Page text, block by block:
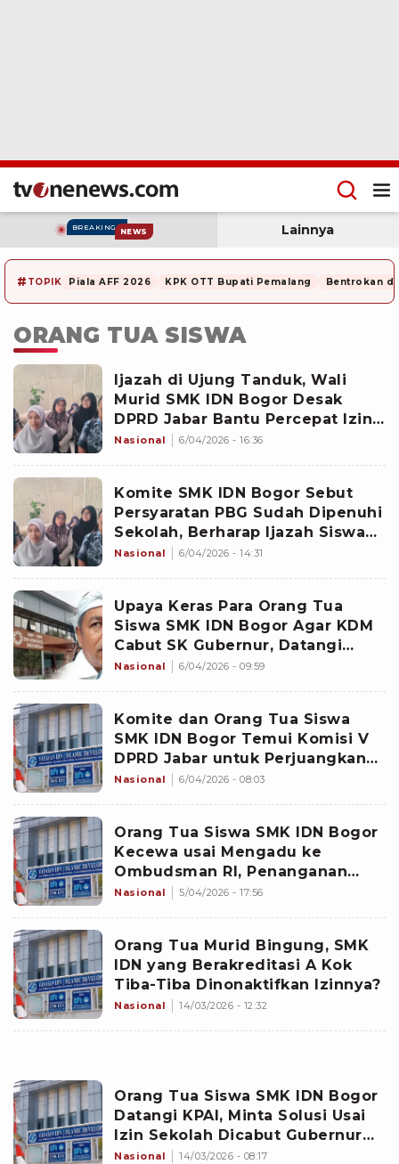
BREAKING NEWS Lainnya
# TOPIK Piala AFF 2026 KPK OTT Bupati Pemalang Bentrokan di
ORANG TUA SISWA
Ijazah di Ujung Tanduk, Wali
Murid SMK IDN Bogor Desak
DPRD Jabar Bantu Percepat Izin
Sekolah
Nasional 6/04/2026 - 16:36
Komite SMK IDN Bogor Sebut
Persyaratan PBG Sudah Dipenuhi
Sekolah, Berharap Ijazah Siswa
Segera Diterbitkan
Nasional 6/04/2026 - 14:31
Upaya Keras Para Orang Tua
Siswa SMK IDN Bogor Agar KDM
Cabut SK Gubernur, Datangi
KPAI, Kemendagri hingga
Nasional 6/04/2026 - 09:59
Komite dan Orang Tua Siswa
SMK IDN Bogor Temui Komisi V
DPRD Jabar untuk Perjuangkan
Nasib Pendidikan Ratusan Murid
Nasional 6/04/2026 - 08:03
Orang Tua Siswa SMK IDN Bogor
Kecewa usai Mengadu ke
Ombudsman RI, Penanganan
Kasus Terkendala Penentuan
Nasional 5/04/2026 - 17:56
Orang Tua Murid Bingung, SMK
IDN yang Berakreditasi A Kok
Tiba-Tiba Dinonaktifkan Izinnya?
Nasional 14/03/2026 - 12:32
Orang Tua Siswa SMK IDN Bogor
Datangi KPAI, Minta Solusi Usai
Izin Sekolah Dicabut Gubernur
Jabar?
Nasional 14/03/2026 - 08:17